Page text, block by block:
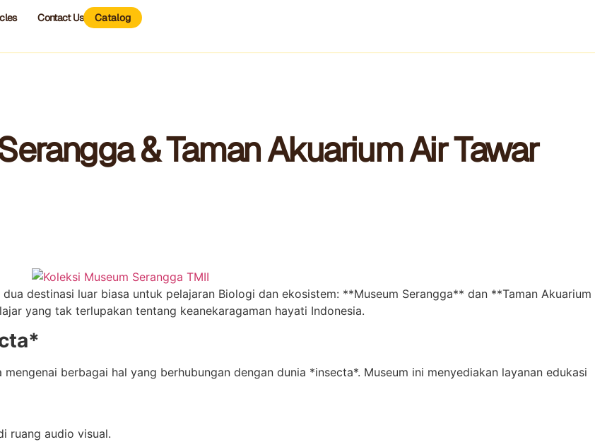
Contact Us Catalog
Akuarium Air Tawar (TAAT) TMII
& Taman Akuarium Air Tawar
destinasi luar biasa untuk pelajaran Biologi dan ekosistem: **Museum Serangga** dan **Taman Akuarium
yang tak terlupakan tentang keanekaragaman hayati Indonesia.
berbagai hal yang berhubungan dengan dunia *insecta*. Museum ini menyediakan layanan edukasi
ruang audio visual.